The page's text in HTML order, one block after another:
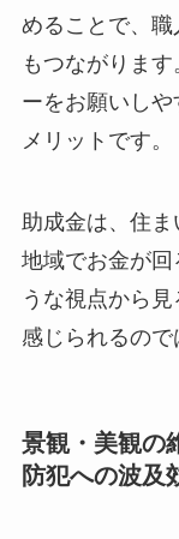
めることで、
もつながりま
ーをお願いし
メリットです。
助成金は、住ま
地域でお金が回
うな視点から
感じられるので
景観・美観の
防犯への波及